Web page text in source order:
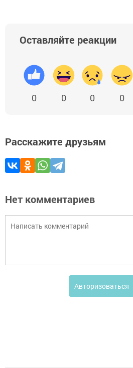
Оставляйте реакции
0 0 0 0
Расскажите друзьям
Нет комментариев
Авторизоваться